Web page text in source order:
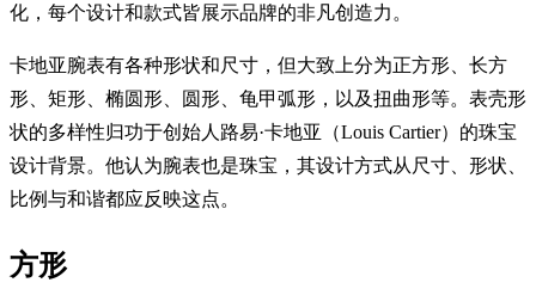
化，每个设计和款式皆展示品牌的非凡创造力。
卡地亚腕表有各种形状和尺寸，但大致上分为正方形、长方
形、矩形、椭圆形、圆形、龟甲弧形，以及扭曲形等。表壳形
状的多样性归功于创始人路易·卡地亚（Louis Cartier）的珠宝
设计背景。他认为腕表也是珠宝，其设计方式从尺寸、形状、
比例与和谐都应反映这点。
方形